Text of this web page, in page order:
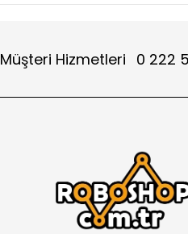
Müşteri Hizmetleri 0 222